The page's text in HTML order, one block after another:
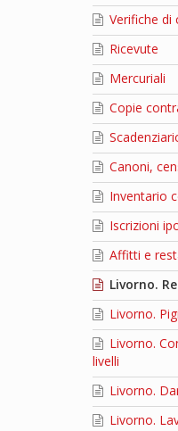
Verifiche di
Ricevute
Mercuriali
Copie
Canoni,
Inventario
Iscrizioni
Affitti e
Livorno.
Livorno.
Livorno.
livelli
Livorno.
Livorno.